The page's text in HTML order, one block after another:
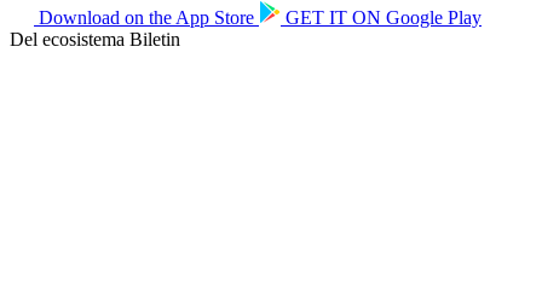
Download on the App Store GET IT ON Google Play
Del ecosistema Biletin